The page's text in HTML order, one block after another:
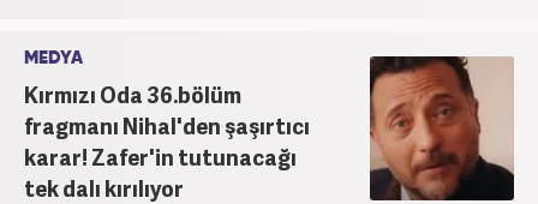
MEDYA
Kırmızı Oda 36.bölüm
fragmanı Nihal'den şaşırtıcı
karar! Zafer'in tutunacağı
tek dalı kırılıyor